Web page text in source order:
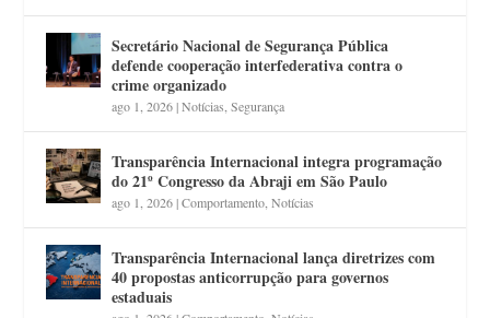
Secretário Nacional de Segurança Pública
defende cooperação interfederativa contra o
crime organizado
ago 1, 2026|Notícias ,Segurança
Transparência Internacional integra programação
do 21º Congresso da Abraji em São Paulo
ago 1, 2026|Comportamento ,Notícias
Transparência Internacional lança diretrizes com
40 propostas anticorrupção para governos
estaduais